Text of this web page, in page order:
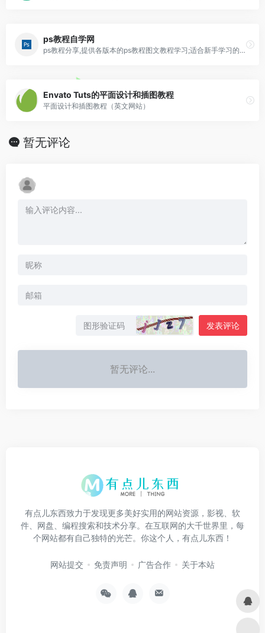
ps教程自学网
ps教程分享,提供各版本的ps教程图文教程学习;适合新手学习的ps教程自学网!
Envato Tuts的平面设计和插图教程
平面设计和插图教程（英文网站）
暂无评论
发表评论
暂无评论...
有点儿东西致力于发现更多美好实用的网站资源，影视、软
件、网盘、编程搜索和技术分享。在互联网的大千世界里，每
个网站都有自己独特的光芒。你这个人，有点儿东西！
网站提交 免责声明 广告合作 关于本站